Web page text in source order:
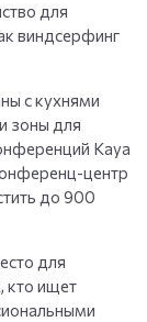
для
виндсерфинг
с кухнями
зоны для
Kaya
центр
до 900
для
кто ищет